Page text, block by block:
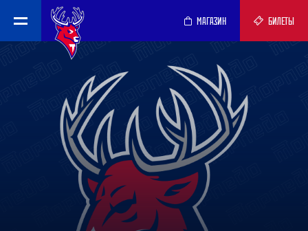
МАГАЗИН БИЛЕТЫ